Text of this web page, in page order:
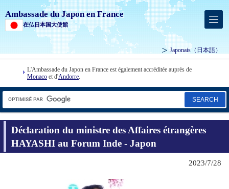
Ambassade du Japon en France
在仏日本国大使館
Japonais （日本語）
L'Ambassade du Japon en France est également accréditée auprès de
Monaco et d'Andorre.
SEARCH
Déclaration du ministre des Affaires étrangères
HAYASHI au Forum Inde - Japon
2023/7/28